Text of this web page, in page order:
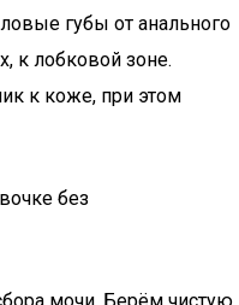
губы от анального
к лобковой зоне.
к коже, при этом
без